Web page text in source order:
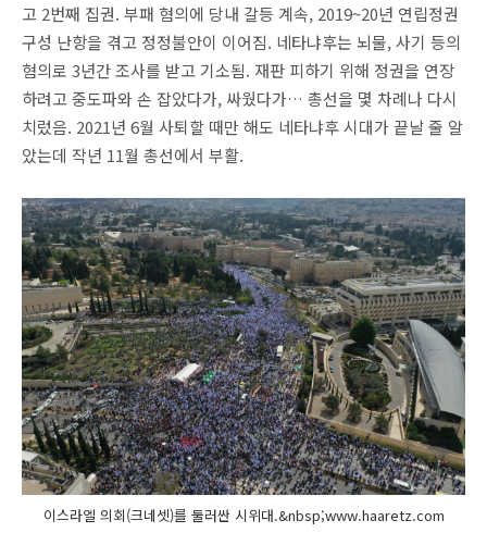
고 2번째 집권. 부패 혐의에 당내 갈등 계속, 2019~20년 연립정권
구성 난항을 겪고 정정불안이 이어짐. 네타냐후는 뇌물, 사기 등의
혐의로 3년간 조사를 받고 기소됨. 재판 피하기 위해 정권을 연장
하려고 중도파와 손 잡았다가, 싸웠다가… 총선을 몇 차례나 다시
치렀음. 2021년 6월 사퇴할 때만 해도 네타냐후 시대가 끝날 줄 알
았는데 작년 11월 총선에서 부활.
이스라엘 의회(크네셋)를 둘러싼 시위대.&nbsp;www.haaretz.com